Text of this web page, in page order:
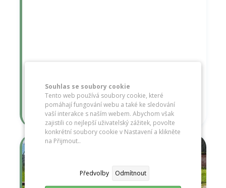
Souhlas se soubory cookie
Tento web používá soubory cookie, které
pomáhají fungování webu a také ke sledování
vaší interakce s naším webem. Abychom však
zajistili co nejlepší uživatelský zážitek, povolte
konkrétní soubory cookie v Nastavení a klikněte
na Přijmout..
Předvolby Odmítnout
Zimní radovánky